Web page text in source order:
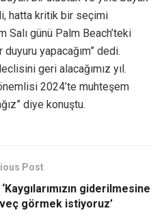
hatta kritik bir seçimi
Salı günü Palm Beach’teki
yapacağım” dedi.
geri alacağımız yıl.
2024’te muhteşem
diye konuştu.
Post
giderilmesine
görmek istiyoruz’